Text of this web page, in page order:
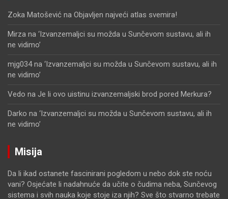
Zoka Matošević na Objavljen najveći atlas svemira!
Mirza na ‘Izvanzemaljci su možda u Sunčevom sustavu, ali ih
ne vidimo’
mjg034na ‘Izvanzemaljci su možda u Sunčevom sustavu, ali ih
ne vidimo’
Vedo na Je li ovo uistinu izvanzemaljski brod pored Merkura?
Darko na ‘Izvanzemaljci su možda u Sunčevom sustavu, ali ih
ne vidimo’
Misija
Da li ikad ostanete fascinirani pogledom u nebo dok ste noću
vani? Osjećate li nadahnuće da učite o čudima neba, Sunčevog
sistema i svih nauka koje stoje iza njih? Sve što stvarno trebate